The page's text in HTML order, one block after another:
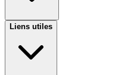
Liens utiles